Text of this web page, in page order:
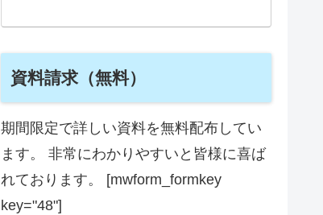
資料請求（無料）
期間限定で詳しい資料を無料配布してい
ます。 非常にわかりやすいと皆様に喜ば
れております。 [mwform_formkey
key="48"]